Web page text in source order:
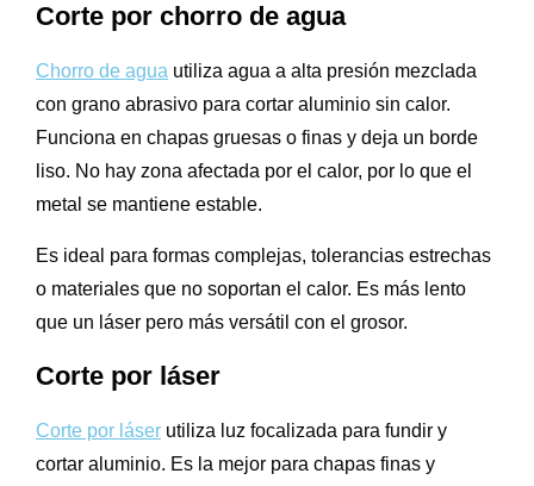
Corte por chorro de agua
Chorro de agua utiliza agua a alta presión mezclada
con grano abrasivo para cortar aluminio sin calor.
Funciona en chapas gruesas o finas y deja un borde
liso. No hay zona afectada por el calor, por lo que el
metal se mantiene estable.
Es ideal para formas complejas, tolerancias estrechas
o materiales que no soportan el calor. Es más lento
que un láser pero más versátil con el grosor.
Corte por láser
Corte por láser utiliza luz focalizada para fundir y
cortar aluminio. Es la mejor para chapas finas y